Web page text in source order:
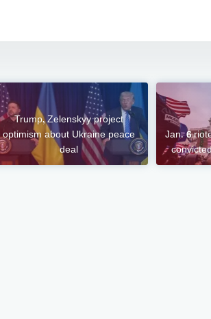
Jan. 6
Trump, Zelenskyy project
optimism about Ukraine peace
deal